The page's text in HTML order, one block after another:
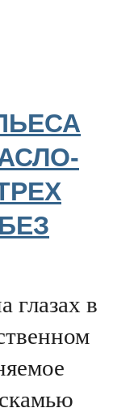
глазах в